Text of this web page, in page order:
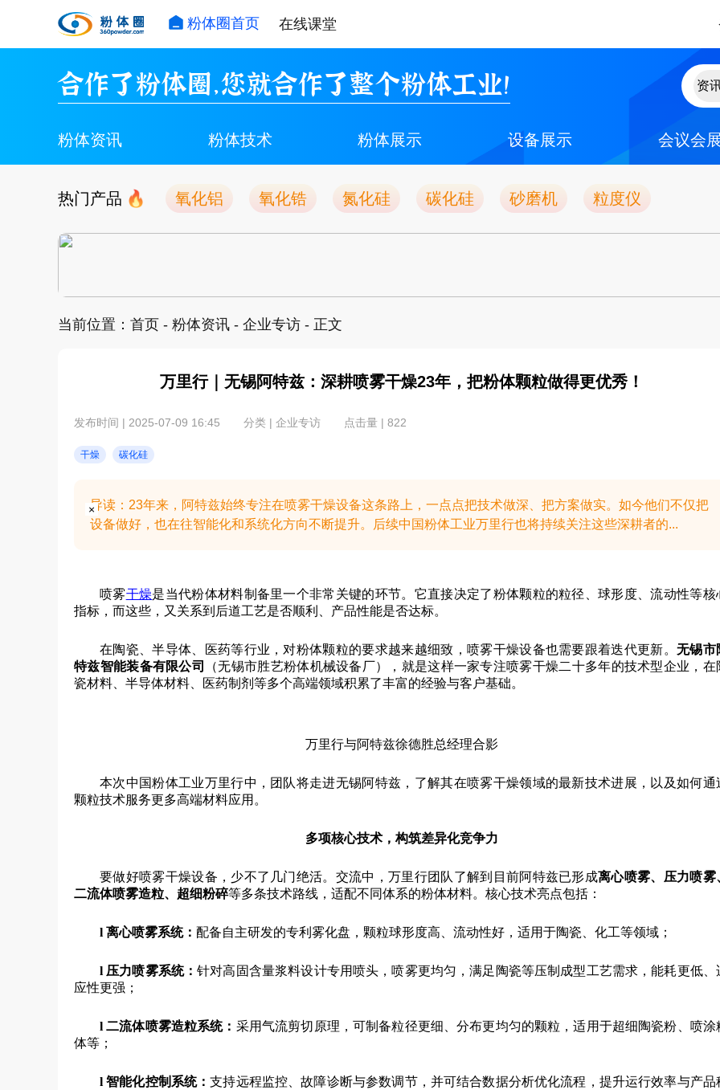
粉体圈首页 在线课堂
合作了粉体圈，您就合作了整个粉体工业！
粉体资讯 粉体技术 粉体展示 设备展示 会议会
热门产品 氧化铝 氧化锆 氮化硅 碳化硅 砂磨机 粒度仪
当前位置： 首页 - 粉体资讯 - 企业专访 - 正文
万里行｜无锡阿特兹：深耕喷雾干燥23年，把粉体颗粒做得更优秀！
发布时间 | 2025-07-09 16:45 分类 | 企业专访 点击量 | 822
干燥 碳化硅
导读：23年来，阿特兹始终专注在喷雾干燥设备这条路上，一点点把技术做深、把方案做实。如今他们不仅把
设备做好，也在往智能化和系统化方向不断提升。后续中国粉体工业万里行也将持续关注这些深耕者的...
喷雾干燥是当代粉体材料制备里一个非常关键的环节。它直接决定了粉体颗粒的粒径、球形度、流动性等核
指标，而这些，又关系到后道工艺是否顺利、产品性能是否达标。
在陶瓷、半导体、医药等行业，对粉体颗粒的要求越来越细致，喷雾干燥设备也需要跟着迭代更新。无锡市
特兹智能装备有限公司
（无锡市胜艺粉体机械设备厂），就是这样一家专注喷雾干燥二十多年的技术型企业，在
瓷材料、半导体材料、医药制剂等多个高端领域积累了丰富的经验与客户基础。
万里行与阿特兹徐德胜总经理合影
本次中国粉体工业万里行中，团队将走进无锡阿特兹，了解其在喷雾干燥领域的最新技术进展，以及如何通
颗粒技术服务更多高端材料应用。
多项核心技术，构筑差异化竞争力
要做好喷雾干燥设备，少不了几门绝活。交流中，万里行团队了解到目前阿特兹已形成离心喷雾、压力喷雾
二流体喷雾造粒、超细粉碎等多条技术路线，适配不同体系的粉体材料。核心技术亮点包括：
l 离心喷雾系统： 配备自主研发的专利雾化盘，颗粒球形度高、流动性好，适用于陶瓷、化工等领域；
l 压力喷雾系统：针对高固含量浆料设计专用喷头，喷雾更均匀，满足陶瓷等压制成型工艺需求，能耗更低、
应性更强；
l二流体喷雾造粒系统： 采用气流剪切原理，可制备粒径更细、分布更均匀的颗粒，适用于超细陶瓷粉、喷涂
体等；
l智能化控制系统：支持远程监控、故障诊断与参数调节，并可结合数据分析优化流程，提升运行效率与产品
×